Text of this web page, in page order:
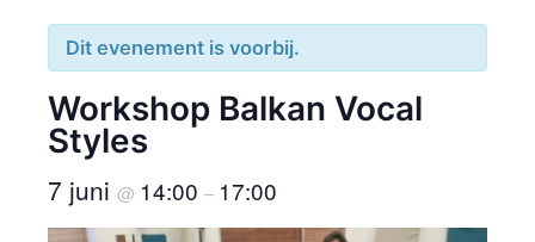
Dit evenement is voorbij.
Workshop Balkan Vocal
Styles
7 juni @ 14:00 – 17:00